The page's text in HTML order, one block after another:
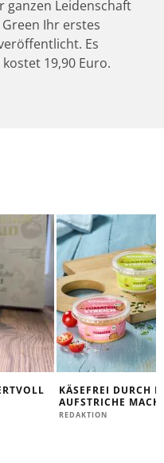
ganzen Leidenschaft
Ihr erstes
Es
19,90 Euro.
KÄSEFREI DURCH
AUFSTRICHE
REDAKTION